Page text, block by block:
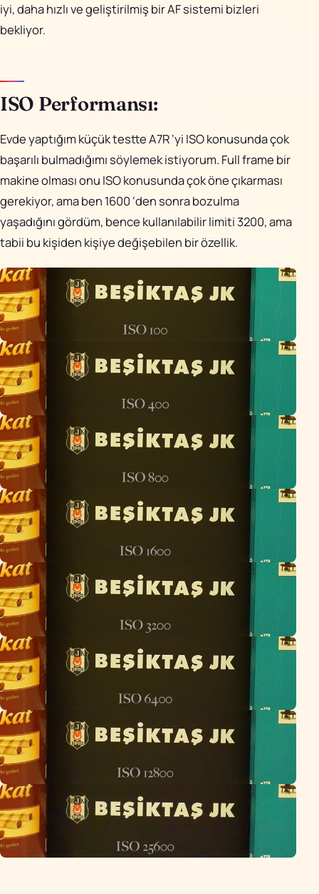
iyi, daha hızlı ve geliştirilmiş bir AF sistemi bizleri
bekliyor.
ISO Performansı:
Evde yaptığım küçük testte A7R ‘yi ISO konusunda çok
başarılı bulmadığımı söylemek istiyorum. Full frame bir
makine olması onu ISO konusunda çok öne çıkarması
gerekiyor, ama ben 1600 ‘den sonra bozulma
yaşadığını gördüm, bence kullanılabilir limiti 3200, ama
tabii bu kişiden kişiye değişebilen bir özellik.